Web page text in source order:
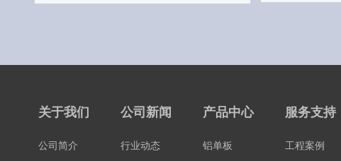
关于我们
公司简介
公司新闻
行业动态
产品中心
铝单板
服务支持
工程案例